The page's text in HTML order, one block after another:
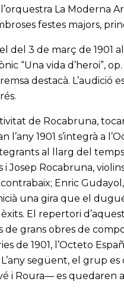
La Moderna
festes majors,
del 3 de març de 1901
“Una vida d’heroi”,
destacà.
de Rocabruna,
l’any 1901 s’integrà a
al llarg del
i Josep Rocabruna,
Enric
una gira que el
El repertori
de grans obres de
de 1901, l’Octeto
següent, el grup
i Roura— es quedaren